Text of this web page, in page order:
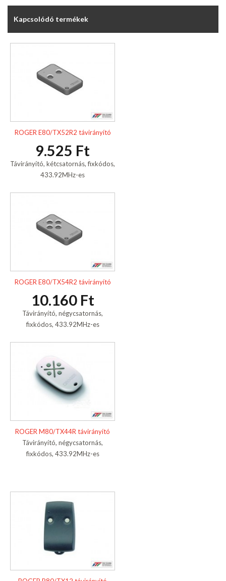
Kapcsolódó termékek
ROGER E80/TX52R2 távirányító
9.525 Ft
Távirányító, kétcsatornás, fixkódos,
433.92MHz-es
ROGER E80/TX54R2 távirányító
10.160 Ft
Távirányító, négycsatornás,
fixkódos, 433.92MHz-es
ROGER M80/TX44R távirányító
Távirányító, négycsatornás,
fixkódos, 433.92MHz-es